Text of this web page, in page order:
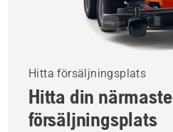
Hitta försäljningsplats
Hitta din närmaste
försäljningsplats